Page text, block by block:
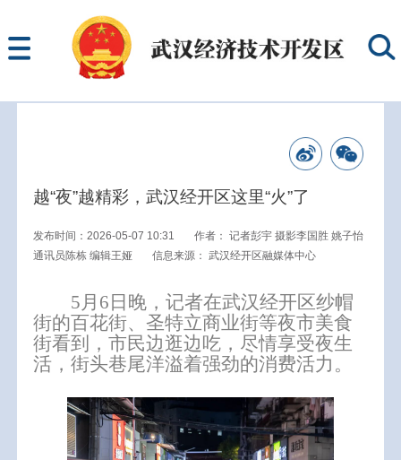
越“夜”越精彩，武汉经开区这里“火”了
发布时间：2026-05-07 10:31 作者： 记者彭宇 摄影李国胜 姚子怡
通讯员陈栋 编辑王娅
信息来源： 武汉经开区融媒体中心
5月6日晚，记者在武汉经开区纱帽
街的百花街、圣特立商业街等夜市美食
街看到，市民边逛边吃，尽情享受夜生
活，街头巷尾洋溢着强劲的消费活力。